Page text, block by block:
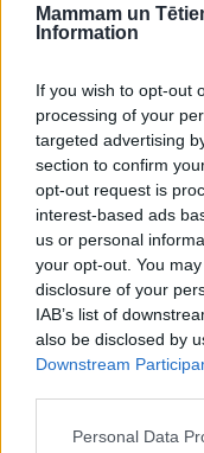
Mammam un
Information
If you wish to opt-out
processing of your
targeted advertising
section to confirm
opt-out request is
interest-based ads
us or personal
your opt-out. You
disclosure of your
IAB’s list of
also be disclosed by
Downstream
Personal Data
SLIMĪBU APRAKSTI
"Nespējam klusēt